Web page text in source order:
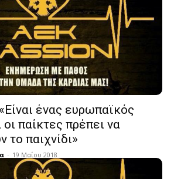
ένας ευρωπαϊκός
παίκτες πρέπει να
το παιχνίδι»
- 19 Μαΐου 2018